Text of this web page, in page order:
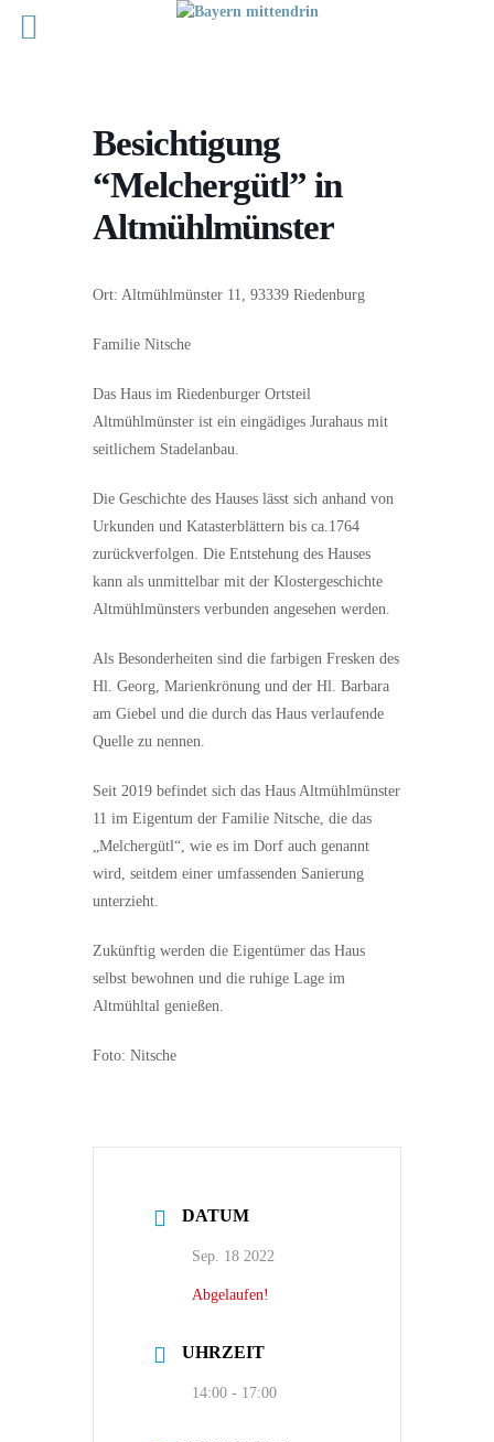
Besichtigung
“Melchergütl” in
Altmühlmünster
Ort: Altmühlmünster 11, 93339 Riedenburg
Familie Nitsche
Das Haus im Riedenburger Ortsteil
Altmühlmünster ist ein eingädiges Jurahaus mit
seitlichem Stadelanbau.
Die Geschichte des Hauses lässt sich anhand von
Urkunden und Katasterblättern bis ca.1764
zurückverfolgen. Die Entstehung des Hauses
kann als unmittelbar mit der Klostergeschichte
Altmühlmünsters verbunden angesehen werden.
Als Besonderheiten sind die farbigen Fresken des
Hl. Georg, Marienkrönung und der Hl. Barbara
am Giebel und die durch das Haus verlaufende
Quelle zu nennen.
Seit 2019 befindet sich das Haus Altmühlmünster
11 im Eigentum der Familie Nitsche, die das
„Melchergütl“, wie es im Dorf auch genannt
wird, seitdem einer umfassenden Sanierung
unterzieht.
Zukünftig werden die Eigentümer das Haus
selbst bewohnen und die ruhige Lage im
Altmühltal genießen.
Foto: Nitsche
DATUM
Sep. 18 2022
Abgelaufen!
UHRZEIT
14:00 - 17:00